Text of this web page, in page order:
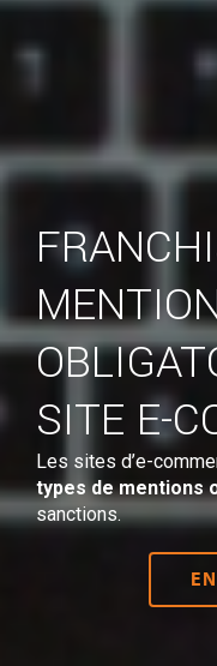
SITE E-
Les sites d’e-
types de mentions
sanctions.